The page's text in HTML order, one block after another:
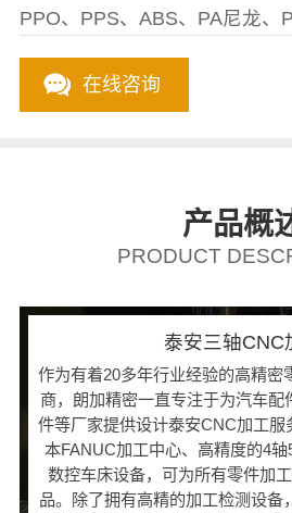
PPO、PPS、ABS、PA尼龙、
在线咨询
产品概
PRODUCT
泰安三轴CNC
作为有着20多年行业经验的高精密
商，朗加精密一直专注于为汽车配
件等厂家提供设计泰安CNC加工服
本FANUC加工中心、高精度的4
数控车床设备，可为所有零件加
品。除了拥有高精的加工检测设备